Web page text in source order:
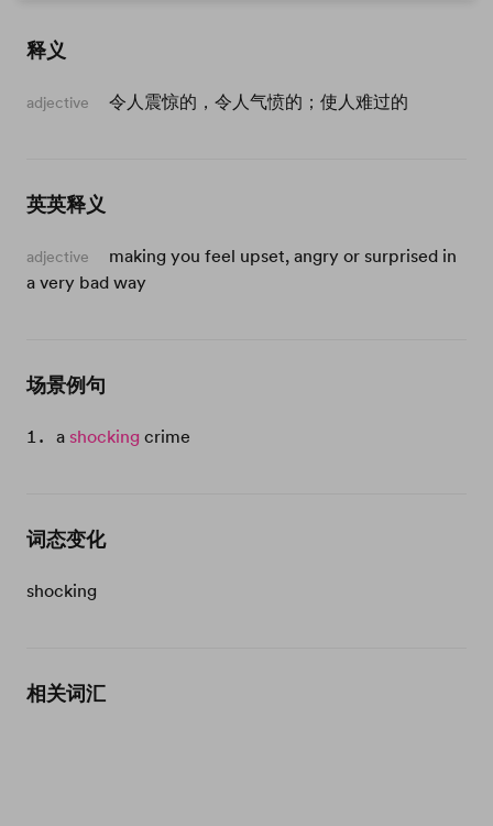
释义
adjective 令人震惊的，令人气愤的；使人难过的
英英释义
adjective
making you feel upset, angry or surprised in
a very bad way
场景例句
a shocking crime
词态变化
shocking
相关词汇